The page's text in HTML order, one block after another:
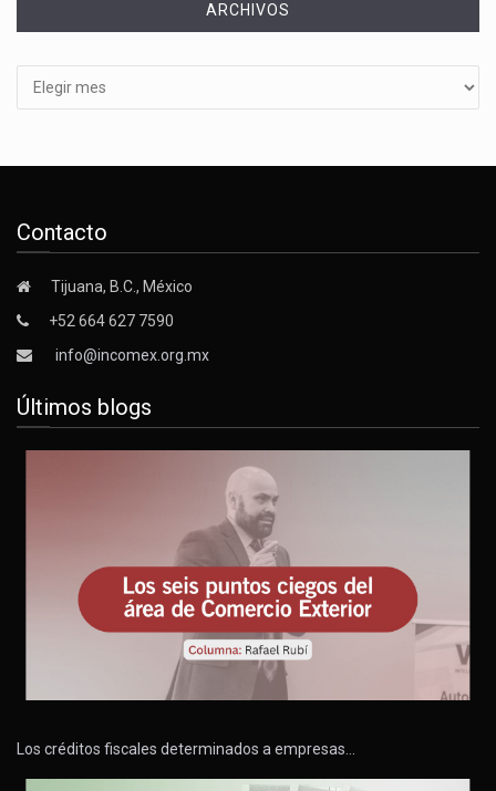
ARCHIVOS
Contacto
Tijuana, B.C., México
+52 664 627 7590
info@incomex.org.mx
Últimos blogs
Los créditos fiscales determinados a empresas…